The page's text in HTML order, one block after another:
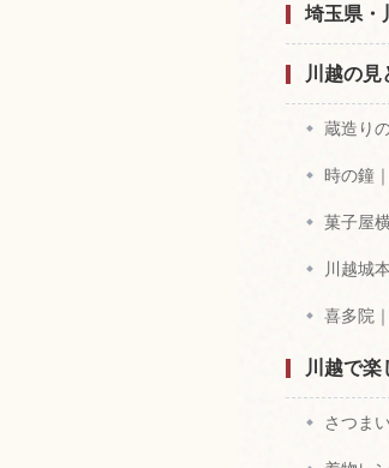
埼玉県・
川越の見
蔵造り
時の鐘
菓子屋
川越城
喜多院
川越で楽
さつま